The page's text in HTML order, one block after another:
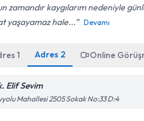
zamandır kaygılarım nedeniyle
yaşayamaz hale...
Devamı
1 Adres 2 Online
Elif Sevim
Mahallesi 2505 Sokak No:33 D:4